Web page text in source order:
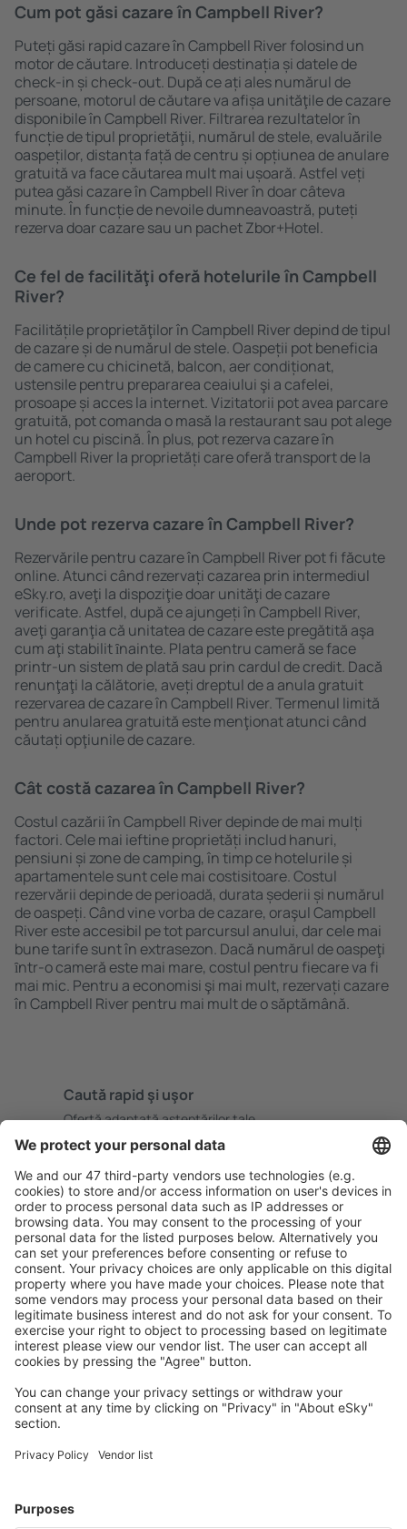
Cum pot găsi cazare în Campbell River?
Puteți găsi rapid cazare în Campbell River folosind un
motor de căutare. Introduceți destinația și datele de
check-in și check-out. După ce ați ales numărul de
persoane, motorul de căutare va afișa unităţile de cazare
disponibile în Campbell River. Filtrarea rezultatelor în
funcție de tipul proprietăţii, numărul de stele, evaluările
oaspeților, distanța față de centru și opțiunea de anulare
gratuită va face căutarea mult mai ușoară. Astfel veți
putea găsi cazare în Campbell River în doar câteva
minute. În funcție de nevoile dumneavoastră, puteți
rezerva doar cazare sau un pachet Zbor+Hotel.
Ce fel de facilităţi oferă hotelurile în Campbell
River?
Facilitățile proprietăţilor în Campbell River depind de tipul
de cazare și de numărul de stele. Oaspeții pot beneficia
de camere cu chicinetă, balcon, aer condiționat,
ustensile pentru prepararea ceaiului şi a cafelei,
prosoape și acces la internet. Vizitatorii pot avea parcare
gratuită, pot comanda o masă la restaurant sau pot alege
un hotel cu piscină. În plus, pot rezerva cazare în
Campbell River la proprietăți care oferă transport de la
aeroport.
Unde pot rezerva cazare în Campbell River?
Rezervările pentru cazare în Campbell River pot fi făcute
online. Atunci când rezervați cazarea prin intermediul
eSky.ro, aveţi la dispoziţie doar unităţi de cazare
verificate. Astfel, după ce ajungeți în Campbell River,
aveţi garanţia că unitatea de cazare este pregătită aşa
cum aţi stabilit ȋnainte. Plata pentru cameră se face
printr-un sistem de plată sau prin cardul de credit. Dacă
renunţaţi la călătorie, aveți dreptul de a anula gratuit
rezervarea de cazare în Campbell River. Termenul limită
pentru anularea gratuită este menţionat atunci când
căutați opţiunile de cazare.
Cât costă cazarea în Campbell River?
Costul cazării în Campbell River depinde de mai mulți
factori. Cele mai ieftine proprietăți includ hanuri,
pensiuni și zone de camping, în timp ce hotelurile și
apartamentele sunt cele mai costisitoare. Costul
rezervării depinde de perioadă, durata șederii și numărul
de oaspeți. Când vine vorba de cazare, oraşul Campbell
River este accesibil pe tot parcursul anului, dar cele mai
bune tarife sunt în extrasezon. Dacă numărul de oaspeţi
ȋntr-o cameră este mai mare, costul pentru fiecare va fi
mai mic. Pentru a economisi şi mai mult, rezervați cazare
în Campbell River pentru mai mult de o săptămână.
Caută rapid şi uşor
Ofertă adaptată aşteptărilor tale.
Planifică ȋn siguranţă
Rezervare fără griji cu opțiune gratuită de anulare.
Economiseşte mai mult
Prețuri atractive și oferte speciale pentru utilizatorii
conectați.
Cazarea preferată
Alege din peste 1,3 mil. de opţiuni: hoteluri, cabane,
Cele mai căutate cazări de către utilizatorii eSky
Cazare în Calgary